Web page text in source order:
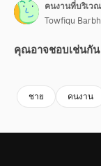
คนงานที่บริเว
Towfiqu
คุณอาจชอบเช่นกัน
ชาย คนงาน